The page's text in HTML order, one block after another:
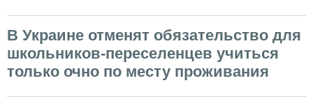
В Украине отменят обязательство для
школьников-переселенцев учиться
только очно по месту проживания